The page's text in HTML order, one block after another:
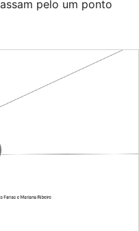
pelo um ponto